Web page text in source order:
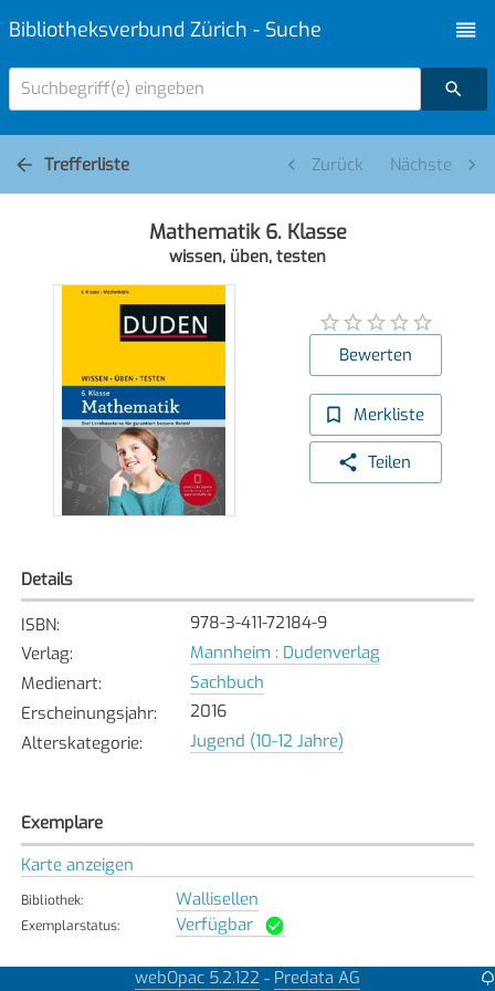
Bibliotheksverbund Zürich - Suche
Suchbegriff(e) eingeben
Trefferliste Zurück Nächste
Mathematik 6. Klasse
wissen, üben, testen
Bewerten
Merkliste
Teilen
Details
ISBN:
978-3-411-72184-9
Verlag:
Mannheim : Dudenverlag
Medienart:
Sachbuch
Erscheinungsjahr:
2016
Alterskategorie: Jugend (10-12 Jahre)
Exemplare
Karte anzeigen
Bibliothek: Wallisellen
Exemplarstatus: Verfügbar
webOpac 5.2.122 - Predata AG